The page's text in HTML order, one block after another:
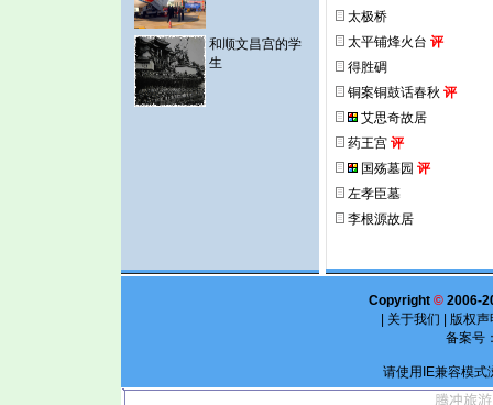
和顺文昌宫的学
生
太极桥
太平铺烽火台 评
得胜碉
铜案铜鼓话春秋 评
艾思奇故居
药王宫 评
国殇墓园 评
左孝臣墓
李根源故居
Copyright © 2006-
关于我们
版权
备案号
请使用IE兼容模式